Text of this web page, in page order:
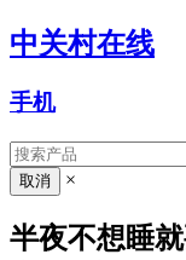
中关村在线
手机
×
半夜不想睡